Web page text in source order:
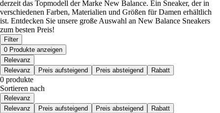
derzeit das Topmodell der Marke New Balance. Ein Sneaker, der in
verschiedenen Farben, Materialien und Größen für Damen erhältlich
ist. Entdecken Sie unsere große Auswahl an New Balance Sneakers
zum besten Preis!
Filter
0 Produkte anzeigen
Relevanz
Relevanz
Preis aufsteigend Preis absteigend Rabatt
0 produkte
Sortieren nach
Relevanz
Relevanz
Preis aufsteigend Preis absteigend Rabatt